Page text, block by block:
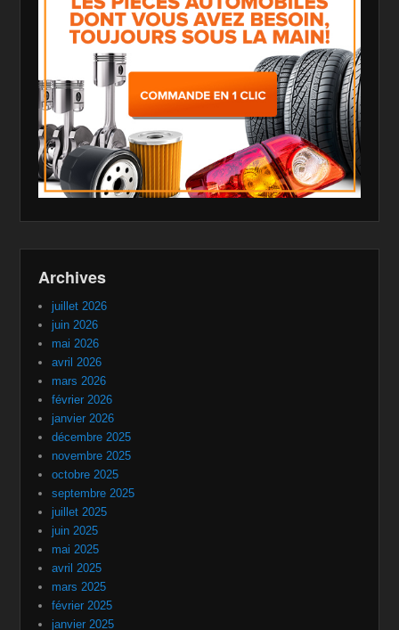
Archives
juillet 2026
juin 2026
mai 2026
avril 2026
mars 2026
février 2026
janvier 2026
décembre 2025
novembre 2025
octobre 2025
septembre 2025
juillet 2025
juin 2025
mai 2025
avril 2025
mars 2025
février 2025
janvier 2025